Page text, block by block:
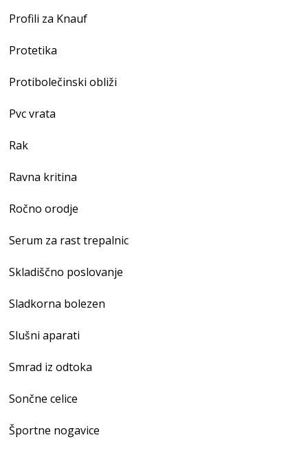
Profili za Knauf
Protetika
Protibolečinski obliži
Pvc vrata
Rak
Ravna kritina
Ročno orodje
Serum za rast trepalnic
Skladiščno poslovanje
Sladkorna bolezen
Slušni aparati
Smrad iz odtoka
Sončne celice
Športne nogavice